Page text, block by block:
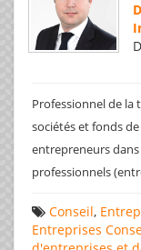
Professionnel de la
sociétés et fonds
entrepreneurs
professionnels
Conseil,
Entreprises